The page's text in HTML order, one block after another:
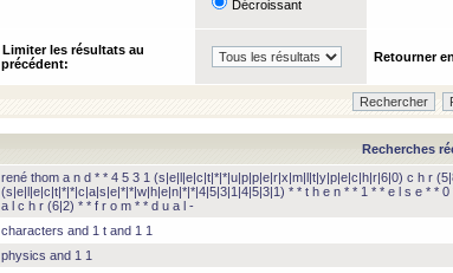
Décroissant
Limiter les résultats au
précédent:
Retourner
Recherches
rené thom a n d * * 4 5 3 1 (s|e|l|e|c|t|*|*|u|p|p|e|r|x|m|l|t|y|p|e|c|h|r|6|0) c h r
(s|e|l|e|c|t|*|*|c|a|s|e|*|*|w|h|e|n|*|*|4|5|3|1|4|5|3|1) * * t h e n * * 1 * * e l s e * * 0
a l c h r (6|2) * * f r o m * * d u a l -
characters and 1 t and 1 1
physics and 1 1